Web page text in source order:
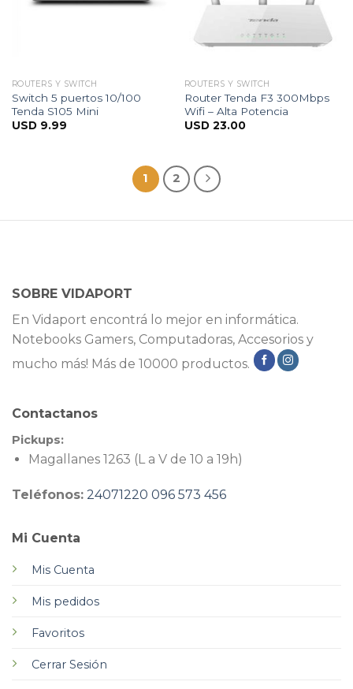
ROUTERS Y SWITCH
Switch 5 puertos 10/100
Tenda S105 Mini
USD 9.99
ROUTERS Y SWITCH
Router Tenda F3 300Mbps
Wifi – Alta Potencia
USD 23.00
1 2
SOBRE VIDAPORT
En Vidaport encontrá lo mejor en informática.
Notebooks Gamers, Computadoras, Accesorios y
mucho más! Más de 10000 productos.
Mi Cuenta
Mis Cuenta
Mis pedidos
Favoritos
Cerrar Sesión
Contactanos
Pickups:
Magallanes 1263 (L a V de 10 a 19h)
Teléfonos: 24071220 096 573 456